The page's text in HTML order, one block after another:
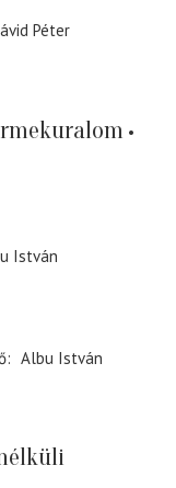
Péter
István
Albu István